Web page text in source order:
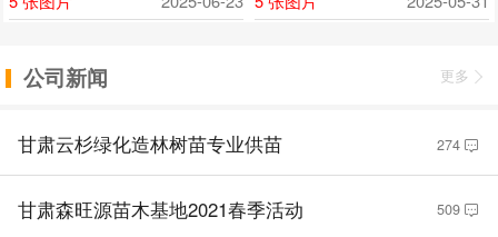
公司新闻 更多
甘肃云杉绿化造林树苗专业供苗 274
甘肃森旺源苗木基地2021春季活动 509